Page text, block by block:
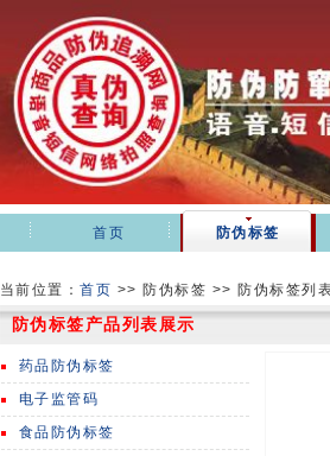
首页 防伪标签
当前位置： 首页 >> 防伪标签 >> 防伪标签列
防伪标签产品列表展示
药品防伪标签
电子监管码
食品防伪标签